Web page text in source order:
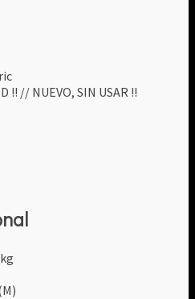
!! // NUEVO, SIN USAR !!